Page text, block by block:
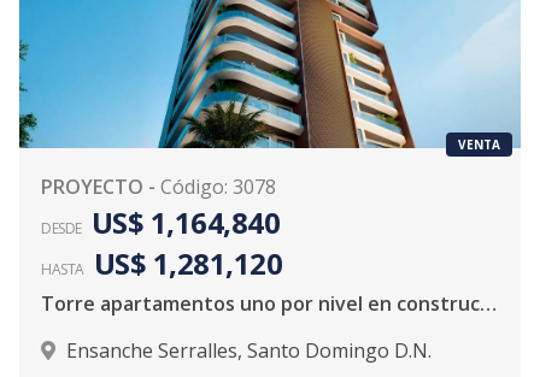
VENTA
PROYECTO - Código: 3078
DESDE US$ 1,164,840
HASTA US$ 1,281,120
Torre apartamentos uno por nivel en construcción para venta en Serralles
Ensanche Serralles, Santo Domingo D.N.